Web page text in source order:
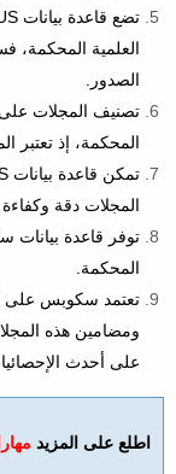
العلمية المحكمة،
الصدور.
المحكمة، إذ تعتبر
المجلات دقة وكفاءة
توفر قاعدة بيانات
المحكمة.
تعتمد سكوبس على
ومضامين هذه
على أحدث
​اطلع على المزيد